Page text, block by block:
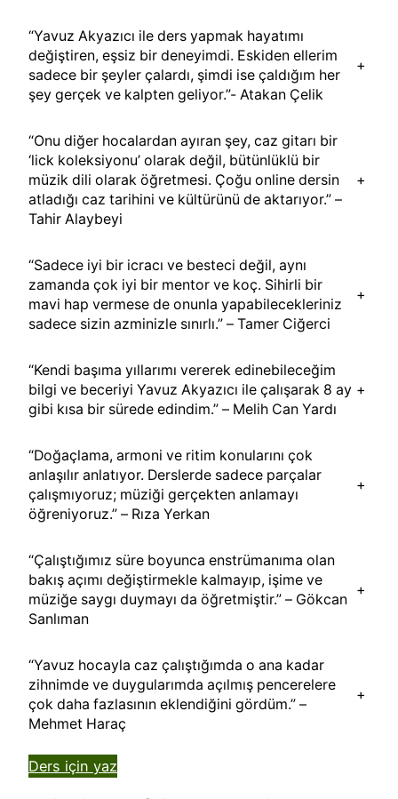
“Yavuz Akyazıcı ile ders yapmak hayatımı
değiştiren, eşsiz bir deneyimdi. Eskiden ellerim
sadece bir şeyler çalardı, şimdi ise çaldığım her
şey gerçek ve kalpten geliyor.”- Atakan Çelik
+
“Onu diğer hocalardan ayıran şey, caz gitarı bir
‘lick koleksiyonu’ olarak değil, bütünlüklü bir
müzik dili olarak öğretmesi. Çoğu online dersin
atladığı caz tarihini ve kültürünü de aktarıyor.” –
Tahir Alaybeyi
+
“Sadece iyi bir icracı ve besteci değil, aynı
zamanda çok iyi bir mentor ve koç. Sihirli bir
mavi hap vermese de onunla yapabilecekleriniz
sadece sizin azminizle sınırlı.” – Tamer Ciğerci
+
“Kendi başıma yıllarımı vererek edinebileceğim
bilgi ve beceriyi Yavuz Akyazıcı ile çalışarak 8 ay
gibi kısa bir sürede edindim.” – Melih Can Yardı
+
“Doğaçlama, armoni ve ritim konularını çok
anlaşılır anlatıyor. Derslerde sadece parçalar
çalışmıyoruz; müziği gerçekten anlamayı
öğreniyoruz.” – Rıza Yerkan
+
“Çalıştığımız süre boyunca enstrümanıma olan
bakış açımı değiştirmekle kalmayıp, işime ve
müziğe saygı duymayı da öğretmiştir.” – Gökcan
Sanlıman
+
“Yavuz hocayla caz çalıştığımda o ana kadar
zihnimde ve duygularımda açılmış pencerelere
çok daha fazlasının eklendiğini gördüm.” –
Mehmet Haraç
+
Ders için yaz